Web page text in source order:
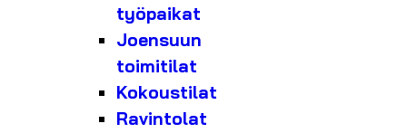
työpaikat
Joensuun
toimitilat
Kokoustilat
Ravintolat